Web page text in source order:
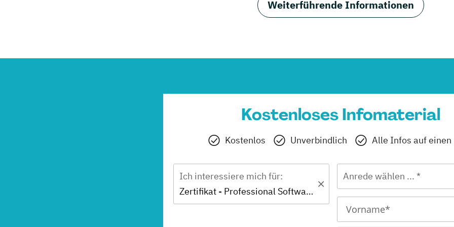
Weiterführende Informationen
Kostenloses Infomaterial
Kostenlos Unverbindlich Alle Infos auf einen
Ich interessiere mich für:
Zertifikat - Professional Software Engineering
Anrede wählen ... *